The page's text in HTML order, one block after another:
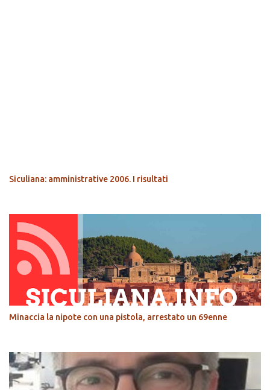
Siculiana: amministrative 2006. I risultati
Minaccia la nipote con una pistola, arrestato un 69enne